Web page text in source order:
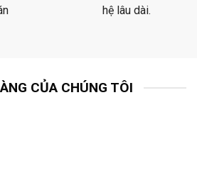
hệ lâu dài.
CỦA CHÚNG TÔI